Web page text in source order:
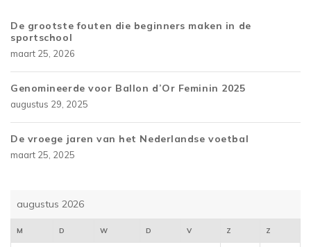
De grootste fouten die beginners maken in de
sportschool
maart 25, 2026
Genomineerde voor Ballon d’Or Feminin 2025
augustus 29, 2025
De vroege jaren van het Nederlandse voetbal
maart 25, 2025
augustus 2026
M D W D V Z Z